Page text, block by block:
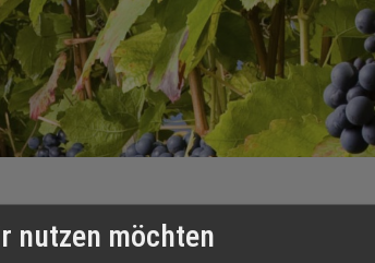
nutzen möchten